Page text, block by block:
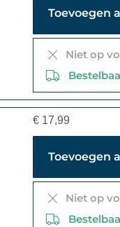
Niet op
€ 17,99
Niet op